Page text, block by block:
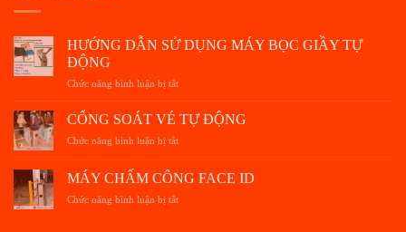
HƯỚNG DẪN SỬ DỤNG MÁY BỌC GIẦY TỰ
ĐỘNG
Chức năng bình luận bị tắt
DẪN
BỌC
CỔNG SOÁT VÉ TỰ ĐỘNG
Chức năng bình luận bị tắt
SOÁT
MÁY CHẤM CÔNG FACE ID
Chức năng bình luận bị tắt